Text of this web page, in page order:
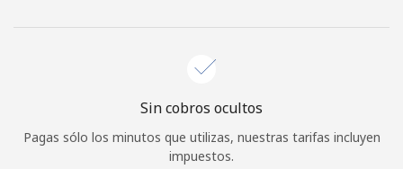
Sin cobros ocultos
Pagas sólo los minutos que utilizas, nuestras tarifas incluyen
impuestos.